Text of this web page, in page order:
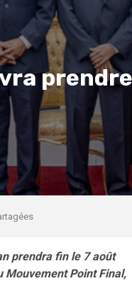
prendra fin le 7 août
Mouvement Point Final,